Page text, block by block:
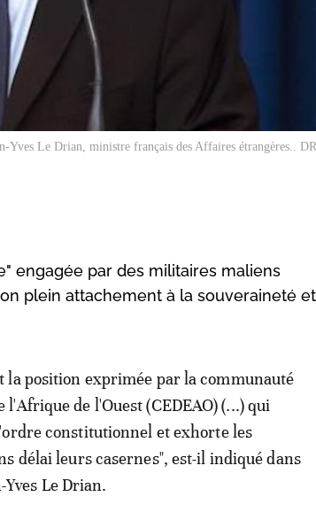
Yves Le Drian, ministre français des Affaires étrangères.. DR
engagée par des militaires maliens
plein attachement à la souveraineté et
la position exprimée par la communauté
l'Afrique de l'Ouest (CEDEAO) (...) qui
constitutionnel et exhorte les
délai leurs casernes", est-il indiqué dans
Le Drian.